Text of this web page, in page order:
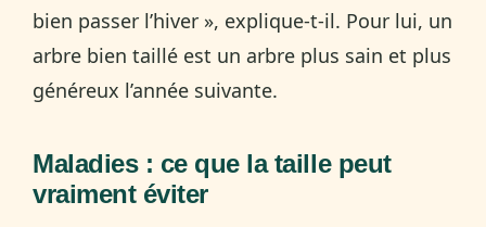
bien passer l’hiver », explique-t-il. Pour lui, un
arbre bien taillé est un arbre plus sain et plus
généreux l’année suivante.
Maladies : ce que la taille peut
vraiment éviter